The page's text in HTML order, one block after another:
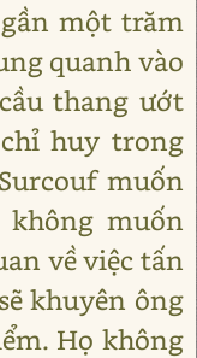
một trăm
quanh vào
thang ướt
huy trong
muốn
muốn
về việc tấn
khuyên ông
Họ không